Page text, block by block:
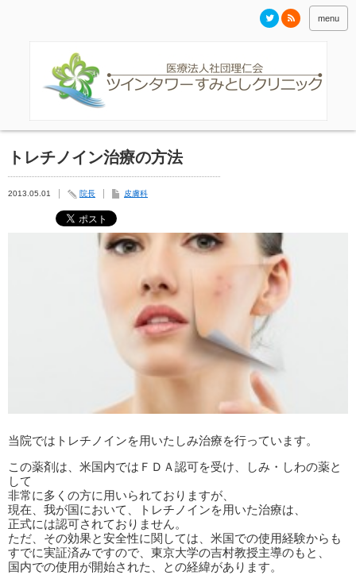
menu
トレチノイン治療の方法
2013.05.01 院長 皮膚科
当院ではトレチノインを用いたしみ治療を行っています。
この薬剤は、米国内ではＦＤＡ認可を受け、しみ・しわの薬と
して
非常に多くの方に用いられておりますが、
現在、我が国において、トレチノインを用いた治療は、
正式には認可されておりません。
ただ、その効果と安全性に関しては、米国での使用経験からも
すでに実証済みですので、東京大学の吉村教授主導のもと、
国内での使用が開始された、との経緯があります。